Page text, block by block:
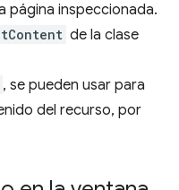
página inspeccionada.
de la clase
, se pueden usar para
del recurso, por